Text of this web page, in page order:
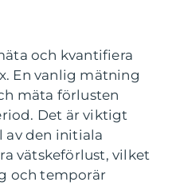
och kvantifiera
En vanlig mätning
mäta förlusten
Det är viktigt
av den initiala
vätskeförlust, vilket
och temporär